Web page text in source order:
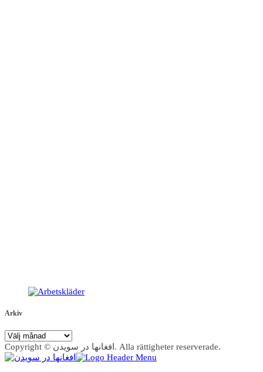
Arkiv
Arkiv
Copyright © افغانها در سویدن. Alla rättigheter reserverade.